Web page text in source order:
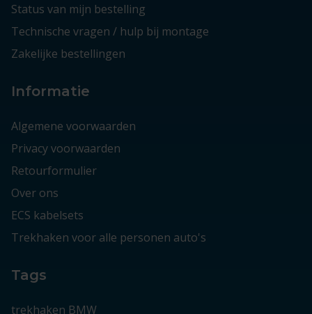
Status van mijn bestelling
Technische vragen / hulp bij montage
Zakelijke bestellingen
Informatie
Algemene voorwaarden
Privacy voorwaarden
Retourformulier
Over ons
ECS kabelsets
Trekhaken voor alle personen auto's
Tags
trekhaken BMW